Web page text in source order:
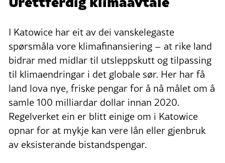
I Katowice har eit av dei vanskelegaste
spørsmåla vore klimafinansiering – at rike land
bidrar med midlar til utsleppskutt og tilpassing
til klimaendringar i det globale sør. Her har få
land lova nye, friske pengar for å nå målet om å
samle 100 milliardar dollar innan 2020.
Regelverket ein er blitt einige om i Katowice
opnar for at mykje kan vere lån eller gjenbruk
av eksisterande bistandspengar.